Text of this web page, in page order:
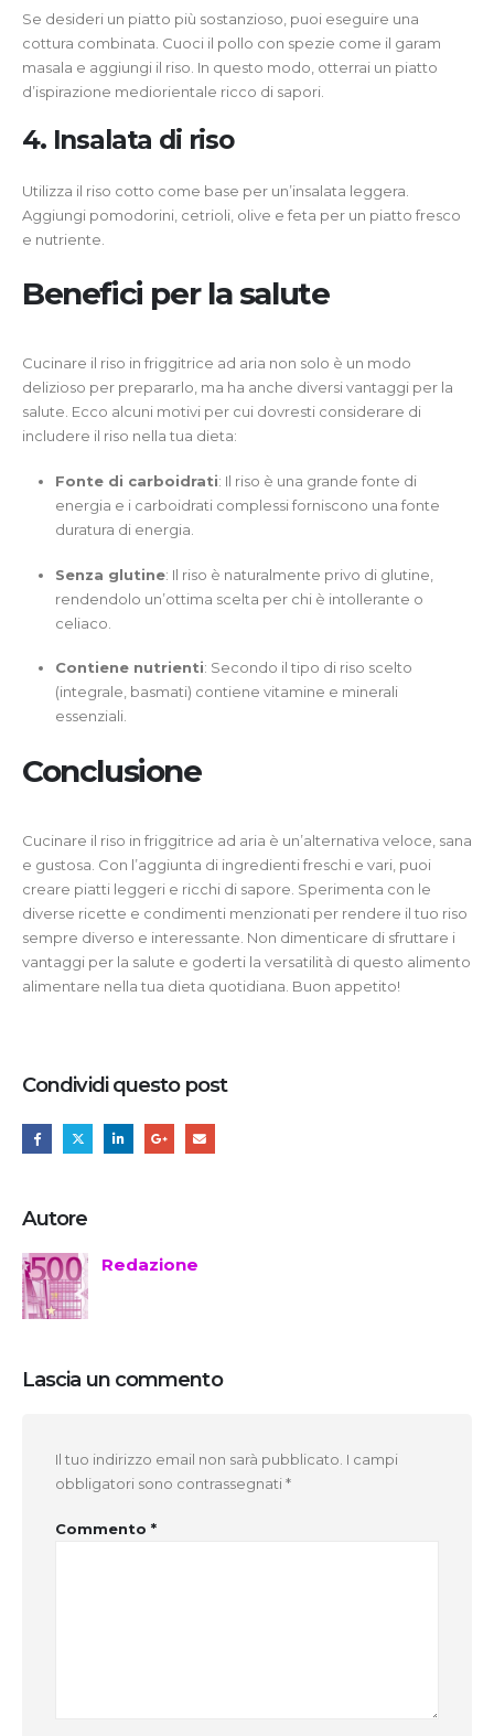
Se desideri un piatto più sostanzioso, puoi eseguire una
cottura combinata. Cuoci il pollo con spezie come il garam
masala e aggiungi il riso. In questo modo, otterrai un piatto
d’ispirazione mediorientale ricco di sapori.
4. Insalata di riso
Utilizza il riso cotto come base per un’insalata leggera.
Aggiungi pomodorini, cetrioli, olive e feta per un piatto fresco
e nutriente.
Benefici per la salute
Cucinare il riso in friggitrice ad aria non solo è un modo
delizioso per prepararlo, ma ha anche diversi vantaggi per la
salute. Ecco alcuni motivi per cui dovresti considerare di
includere il riso nella tua dieta:
Fonte di carboidrati: Il riso è una grande fonte di
energia e i carboidrati complessi forniscono una fonte
duratura di energia.
Senza glutine: Il riso è naturalmente privo di glutine,
rendendolo un’ottima scelta per chi è intollerante o
celiaco.
Contiene nutrienti: Secondo il tipo di riso scelto
(integrale, basmati) contiene vitamine e minerali
essenziali.
Conclusione
Cucinare il riso in friggitrice ad aria è un’alternativa veloce, sana
e gustosa. Con l’aggiunta di ingredienti freschi e vari, puoi
creare piatti leggeri e ricchi di sapore. Sperimenta con le
diverse ricette e condimenti menzionati per rendere il tuo riso
sempre diverso e interessante. Non dimenticare di sfruttare i
vantaggi per la salute e goderti la versatilità di questo alimento
alimentare nella tua dieta quotidiana. Buon appetito!
Condividi questo post
Autore
Redazione
Lascia un commento
Il tuo indirizzo email non sarà pubblicato. I campi
obbligatori sono contrassegnati*
Commento *